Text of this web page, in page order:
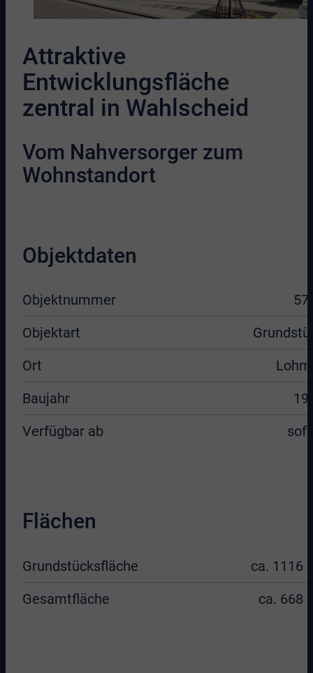
Attraktive
Entwicklungsfläche
zentral in Wahlscheid
Vom Nahversorger zum
Wohnstandort
Objektdaten
Objektnummer
Objektart
Ort
Baujahr
Verfügbar ab
Flächen
Grundstücksfläche
ca. 1116
Gesamtfläche
ca. 668